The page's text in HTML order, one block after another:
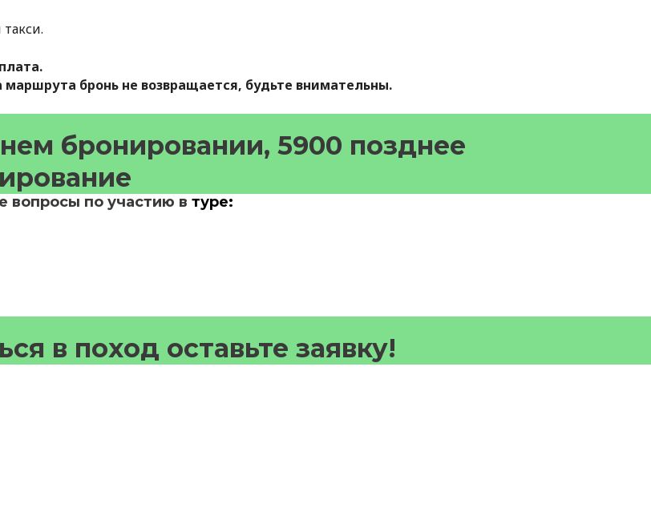
бронь не возвращается, будьте внимательны.
бронировании, 5900 позднее
вопросы по участию в туре:
в поход оставьте заявку!